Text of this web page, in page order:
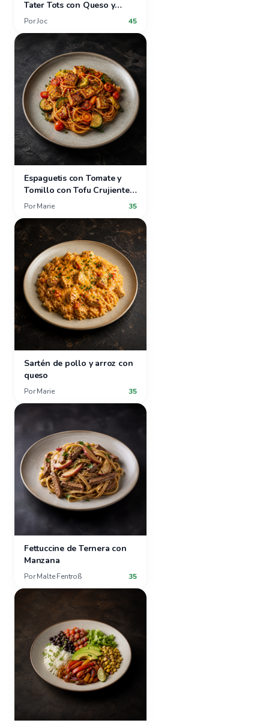
Tater Tots con Queso y
Ensalada de Fresas y Uvas
PorJoc 45
Espaguetis con Tomate y
Tomillo con Tofu Crujiente y
Verduras de Verano
Por Marie 35
Sartén de pollo y arroz con
queso
Por Marie 35
Fettuccine de Ternera con
Manzana
Por Malte Fentroß 35